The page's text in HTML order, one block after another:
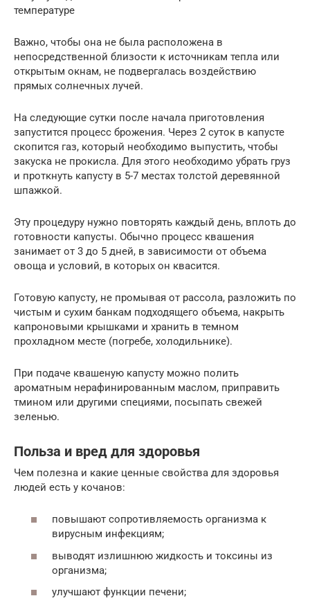
температуре
Важно, чтобы она не была расположена в
непосредственной близости к источникам тепла или
открытым окнам, не подвергалась воздействию
прямых солнечных лучей.
На следующие сутки после начала приготовления
запустится процесс брожения. Через 2 суток в капусте
скопится газ, который необходимо выпустить, чтобы
закуска не прокисла. Для этого необходимо убрать груз
и проткнуть капусту в 5-7 местах толстой деревянной
шпажкой.
Эту процедуру нужно повторять каждый день, вплоть до
готовности капусты. Обычно процесс квашения
занимает от 3 до 5 дней, в зависимости от объема
овоща и условий, в которых он квасится.
Готовую капусту, не промывая от рассола, разложить по
чистым и сухим банкам подходящего объема, накрыть
капроновыми крышками и хранить в темном
прохладном месте (погребе, холодильнике).
При подаче квашеную капусту можно полить
ароматным нерафинированным маслом, приправить
тмином или другими специями, посыпать свежей
зеленью.
Польза и вред для здоровья
Чем полезна и какие ценные свойства для здоровья
людей есть у кочанов:
повышают сопротивляемость организма к
вирусным инфекциям;
выводят излишнюю жидкость и токсины из
организма;
улучшают функции печени;